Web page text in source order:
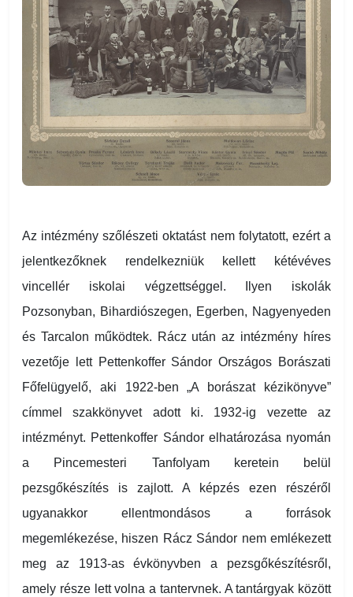
Az intézmény szőlészeti oktatást nem folytatott, ezért a
jelentkezőknek rendelkezniük kellett kétévéves
vincellér iskolai végzettséggel. Ilyen iskolák
Pozsonyban, Bihardiószegen, Egerben, Nagyenyeden
és Tarcalon működtek. Rácz után az intézmény híres
vezetője lett Pettenkoffer Sándor Országos Borászati
Főfelügyelő, aki 1922-ben „A borászat kézikönyve”
címmel szakkönyvet adott ki. 1932-ig vezette az
intézményt. Pettenkoffer Sándor elhatározása nyomán
a Pincemesteri Tanfolyam keretein belül
pezsgőkészítés is zajlott. A képzés ezen részéről
ugyanakkor ellentmondásos a források
megemlékezése, hiszen Rácz Sándor nem emlékezett
meg az 1913-as évkönyvben a pezsgőkészítésről,
amely része lett volna a tantervnek. A tantárgyak között